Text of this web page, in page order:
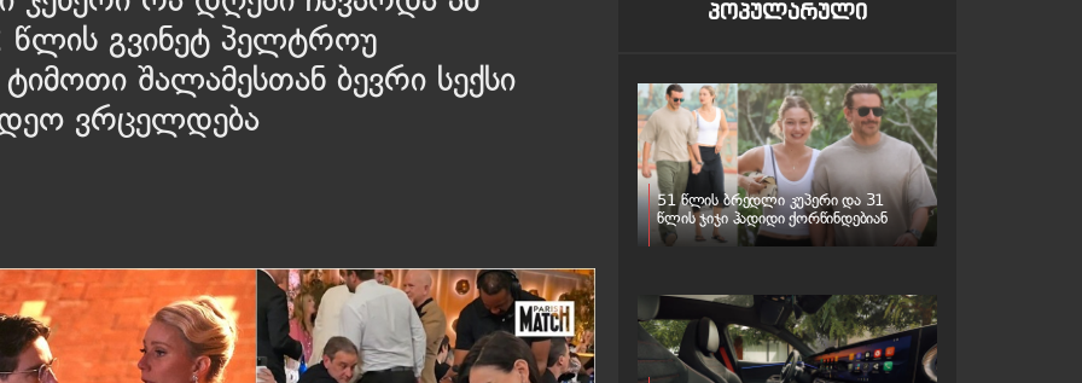
წლის გვინეტ პელტროუ
შალამესთან ბევრი სექსი
ვრცელდება
პოპულარული
51 წლის ბრედლი კუპერი და 31
წლის ჯიჯი ჰადიდი ქორწინდებიან